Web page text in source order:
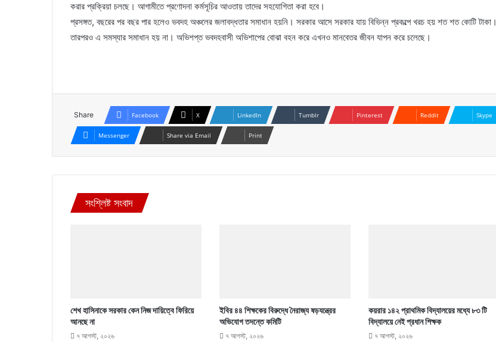
করার প্রক্রিয়া চলছে। আগামীতে প্রণোদনা কর্মসূচির আওতায় তাদের সহযোগিতা করা হবে।
প্রসঙ্গত, বছরের পর বছর পার হলেও ভবদহ অঞ্চলের জলাবদ্ধতার সমাধান হয়নি। সরকার আসে সরকার যায় বিভিন্ন প্রকল্পে খরচ হয় শত শত কোটি টাকা।
তারপরও এ সমস্যার সমাধান হয় না। অভিশপ্ত ভবদহবাসী অভিশাপের বোঝা বহন করে এখনও মানবেতর জীবন যাপন করে চলেছে।
Share Facebook X LinkedIn Tumblr Pinterest Reddit Skype
Messenger Share via Email Print
সংশ্লিষ্ট সংবাদ
শেখ হাসিনাকে সরকার কেন নিজ দায়িত্বে ফিরিয়ে
আনছে না
৭ আগস্ট, ২০২৬
ইবির ৪৪ শিক্ষকের বিরুদ্ধে নৈরাজ্য ষড়যন্ত্রের
অভিযোগ তদন্তে কমিটি
৭ আগস্ট, ২০২৬
কয়রার ১৪২ প্রাথমিক বিদ্যালয়ের মধ্যে ৮৩ টি
বিদ্যালয়ে নেই প্রধান শিক্ষক
৭ আগস্ট, ২০২৬